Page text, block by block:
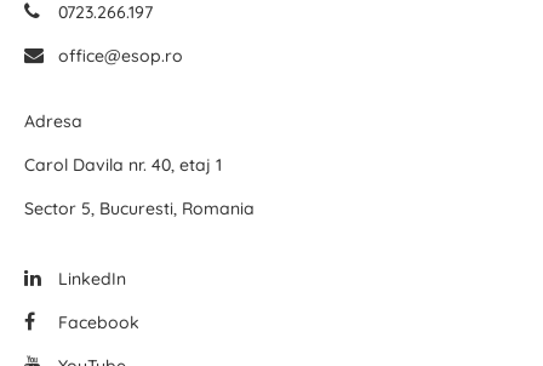
0723.266.197
office@esop.ro
Adresa
Carol Davila nr. 40, etaj 1
Sector 5, Bucuresti, Romania
LinkedIn
Facebook